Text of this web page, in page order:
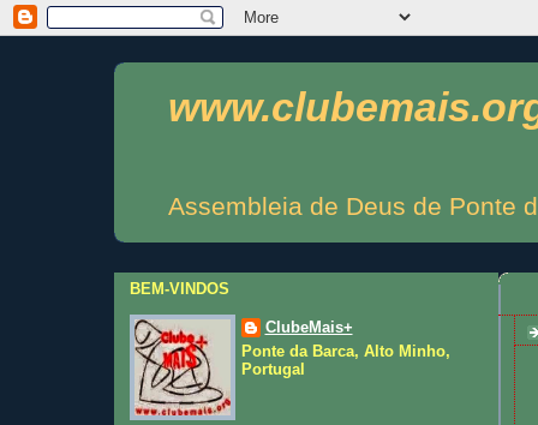
Assembleia de Deus de Ponte
BEM-VINDOS
ClubeMais+
Ponte da Barca, Alto Minho,
Portugal